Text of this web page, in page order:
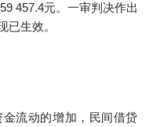
457.4元。一审判决作出
已生效。
流动的增加，民间借贷